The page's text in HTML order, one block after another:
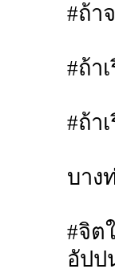
#ถ้า
#ถ้า
#ถ้า
บาง
#จิต
อัปป